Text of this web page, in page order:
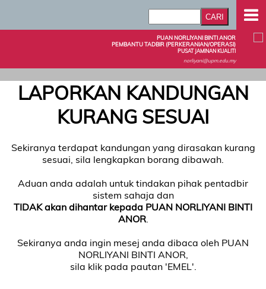
PUAN NORLIYANI BINTI ANOR
PEMBANTU TADBIR (PERKERANIAN/OPERASI)
PUSAT JAMINAN KUALITI
norliyani@upm.edu.my
LAPORKAN KANDUNGAN
KURANG SESUAI
Sekiranya terdapat kandungan yang dirasakan kurang
sesuai, sila lengkapkan borang dibawah.
Aduan anda adalah untuk tindakan pihak pentadbir
sistem sahaja dan
TIDAK akan dihantar kepada PUAN NORLIYANI BINTI
ANOR.
Sekiranya anda ingin mesej anda dibaca oleh PUAN
NORLIYANI BINTI ANOR,
sila klik pada pautan 'EMEL'.